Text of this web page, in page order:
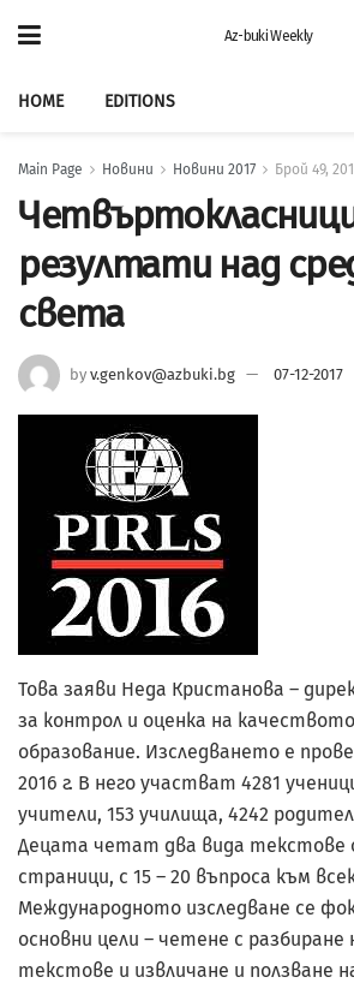
Az-buki Weekly
HOME EDITIONS
Main Page Новини Новини 2017 Брой 49,
резултати над
света
by v.genkov@azbuki.bg 07-12-2017
Това заяви Неда Кристанова –
за контрол и оценка на
образование. Изследването е
2016 г. В него участват 4281
учители, 153 училища, 4242
Децата четат два вида текстове
страници, с 15 – 20 въпроса към
Международното изследване се
основни цели – четене с
текстове и извличане и ползване